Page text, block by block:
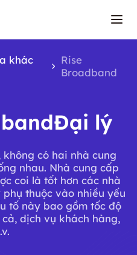
khác
Rise
Broadband
lý
có hai nhà cung
nhau. Nhà cung cấp
coi là tốt hơn các nhà
thuộc vào nhiều yếu
tố này bao gồm tốc độ
dịch vụ khách hàng,